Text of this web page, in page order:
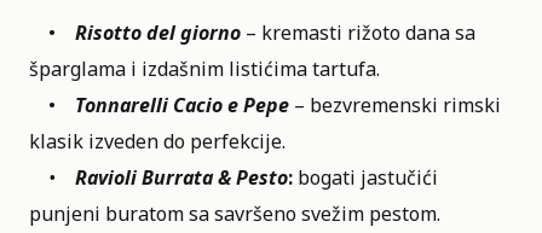
• Risotto del giorno – kremasti rižoto dana sa
šparglama i izdašnim listićima tartufa.
• Tonnarelli Cacio e Pepe – bezvremenski rimski
klasik izveden do perfekcije.
• Ravioli Burrata & Pesto: bogati jastučići
punjeni buratom sa savršeno svežim pestom.